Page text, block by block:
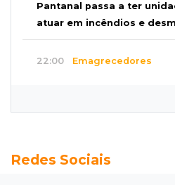
Pantanal passa a ter
atuar em incêndios e
22:00 Emagrecedores
Granizo danifica telhados
Redes Sociais